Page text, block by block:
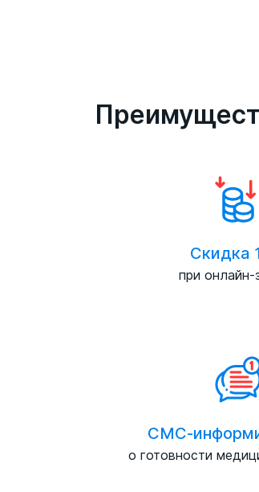
Скидка
при онлайн-
СМС-
о готовности